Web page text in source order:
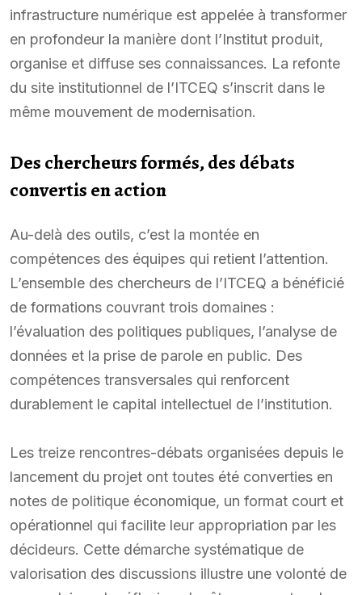
infrastructure numérique est appelée à transformer
en profondeur la manière dont l’Institut produit,
organise et diffuse ses connaissances. La refonte
du site institutionnel de l’ITCEQ s’inscrit dans le
même mouvement de modernisation.
Des chercheurs formés, des débats
convertis en action
Au-delà des outils, c’est la montée en
compétences des équipes qui retient l’attention.
L’ensemble des chercheurs de l’ITCEQ a bénéficié
de formations couvrant trois domaines :
l’évaluation des politiques publiques, l’analyse de
données et la prise de parole en public. Des
compétences transversales qui renforcent
durablement le capital intellectuel de l’institution.
Les treize rencontres-débats organisées depuis le
lancement du projet ont toutes été converties en
notes de politique économique, un format court et
opérationnel qui facilite leur appropriation par les
décideurs. Cette démarche systématique de
valorisation des discussions illustre une volonté de